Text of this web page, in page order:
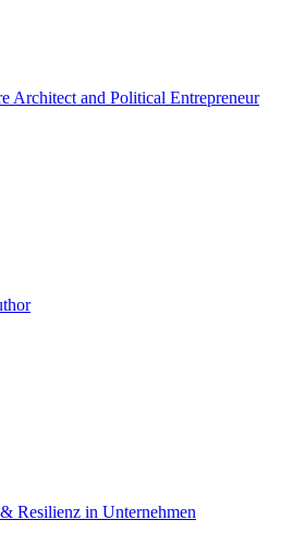
Architect and Political Entrepreneur
Resilienz in Unternehmen